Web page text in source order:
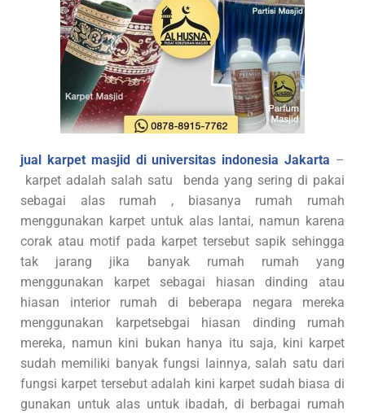
jual karpet masjid di universitas indonesia Jakarta –
karpet adalah salah satu benda yang sering di pakai
sebagai alas rumah , biasanya rumah rumah
menggunakan karpet untuk alas lantai, namun karena
corak atau motif pada karpet tersebut sapik sehingga
tak jarang jika banyak rumah rumah yang
menggunakan karpet sebagai hiasan dinding atau
hiasan interior rumah di beberapa negara mereka
menggunakan karpetsebgai hiasan dinding rumah
mereka, namun kini bukan hanya itu saja, kini karpet
sudah memiliki banyak fungsi lainnya, salah satu dari
fungsi karpet tersebut adalah kini karpet sudah biasa di
gunakan untuk alas untuk ibadah, di berbagai rumah